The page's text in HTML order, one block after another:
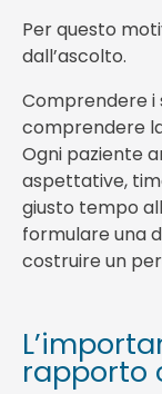
Per questo
dall’ascolto.
Comprendere
comprendere
Ogni paziente
aspettative,
giusto tempo
formulare una
costruire un
rapporto